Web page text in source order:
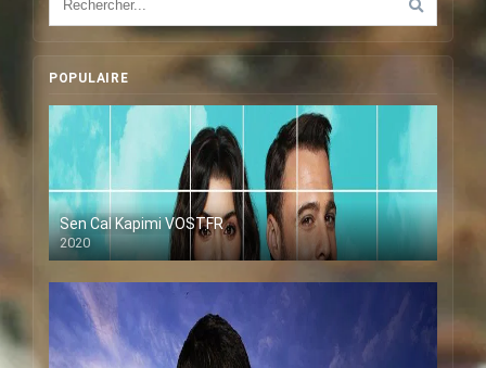
POPULAIRE
Sen Cal Kapimi VOSTFR
2020